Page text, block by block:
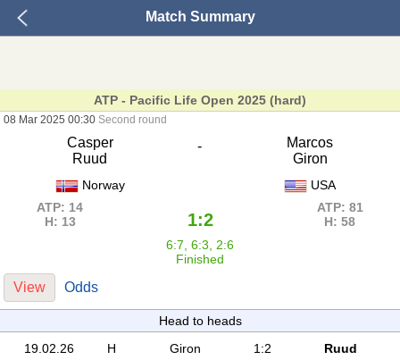
Match Summary
ATP - Pacific Life Open 2025 (hard)
08 Mar 2025 00:30 Second round
Casper
Ruud
-
Marcos
Giron
Norway
USA
ATP: 14
H: 13
1:2
ATP: 81
H: 58
6:7, 6:3, 2:6
Finished
View Odds
Head to heads
19.02.26
H Giron 1:2 Ruud